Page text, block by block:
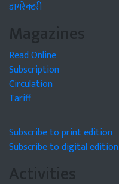
डायरेक्टरी
Magazines
Read Online
Subscription
Circulation
Tariff
Subscribe to print edition
Subscribe to digital edition
Activities